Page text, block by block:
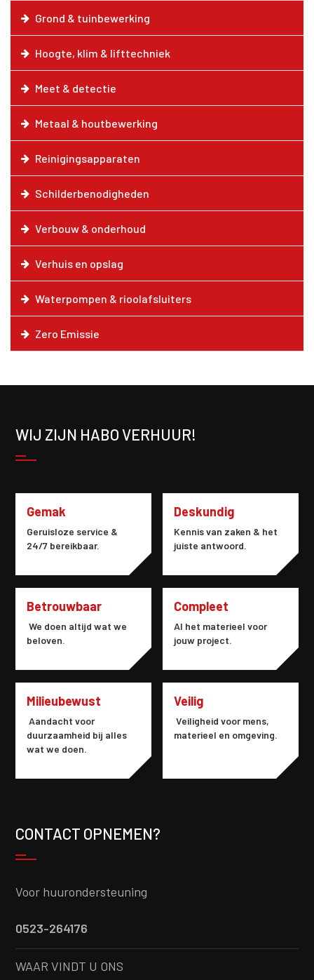
Grond & tuinbewerking
Hoogte, klim & lifttechniek
Meet & detectie
Metaal & houtbewerking
Reinigingsapparaten
Schilderbenodigheden
Verbouw & onderhoud
Verhuis en opslag
Waterpompen & rioolafsluiters
Zero Emissie
WIJ ZIJN HABO VERHUUR!
Gemak
Geruisloze service &
24/7 bereikbaar.
Deskundig
Kennis van zaken & het
juiste antwoord.
Betrouwbaar
We doen altijd wat we
beloven.
Compleet
Al het materieel voor
jouw project.
Milieubewust
Aandacht voor
duurzaamheid bij alles
wat we doen.
Veilig
Veiligheid voor mens,
materieel en omgeving.
CONTACT OPNEMEN?
Voor huurondersteuning
0523-264176
WAAR VINDT U ONS